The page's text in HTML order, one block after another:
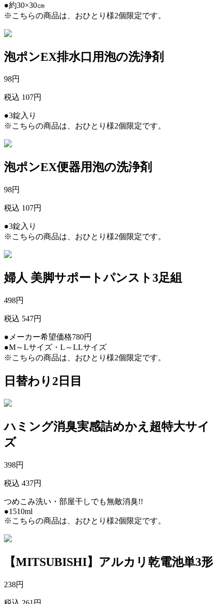
●約30×30㎝
※こちらの商品は、おひとり様2個限定です。
泡ポンEX排水口用泡の洗浄剤
98円
税込 107円
●3錠入り
※こちらの商品は、おひとり様2個限定です。
泡ポンEX便器用泡の洗浄剤
98円
税込 107円
●3錠入り
※こちらの商品は、おひとり様2個限定です。
婦人 美脚サポートパンスト3足組
498円
税込 547円
●メーカー希望価格780円
●M～Lサイズ・L～LLサイズ
※こちらの商品は、おひとり様2個限定です。
日替わり2日目
ハミング消臭実感詰めかえ超特大サイ
ズ
398円
税込 437円
つめこみ洗い・部屋干しでも無敵消臭!!
●1510ml
※こちらの商品は、おひとり様2個限定です。
【MITSUBISHI】アルカリ乾電池単3形
238円